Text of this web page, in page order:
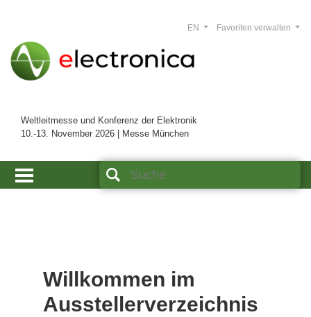
Weltleitmesse und Konferenz der Elektronik
10.-13. November 2026 | Messe München
Favoriten verwalten
EN
Willkommen im
Ausstellerverzeichnis